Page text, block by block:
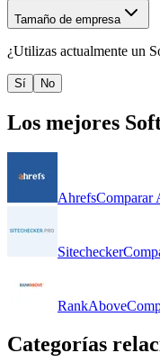
Tamaño de empresa
¿Utilizas actualmente un
Sí No
Los mejores
AhrefsComparar
Sitechecker
RankAbove
Categorías